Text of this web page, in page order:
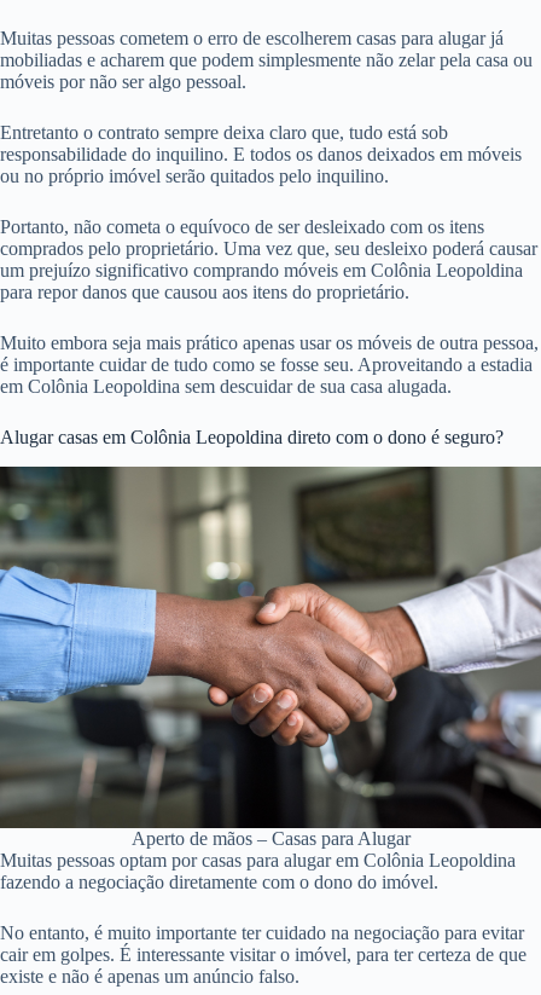
Muitas pessoas cometem o erro de escolherem casas para alugar já
mobiliadas e acharem que podem simplesmente não zelar pela casa ou
móveis por não ser algo pessoal.
Entretanto o contrato sempre deixa claro que, tudo está sob
responsabilidade do inquilino. E todos os danos deixados em móveis
ou no próprio imóvel serão quitados pelo inquilino.
Portanto, não cometa o equívoco de ser desleixado com os itens
comprados pelo proprietário. Uma vez que, seu desleixo poderá causar
um prejuízo significativo comprando móveis em Colônia Leopoldina
para repor danos que causou aos itens do proprietário.
Muito embora seja mais prático apenas usar os móveis de outra pessoa,
é importante cuidar de tudo como se fosse seu. Aproveitando a estadia
em Colônia Leopoldina sem descuidar de sua casa alugada.
Alugar casas em Colônia Leopoldina direto com o dono é seguro?
Aperto de mãos – Casas para Alugar
Muitas pessoas optam por casas para alugar em Colônia Leopoldina
fazendo a negociação diretamente com o dono do imóvel.
No entanto, é muito importante ter cuidado na negociação para evitar
cair em golpes. É interessante visitar o imóvel, para ter certeza de que
existe e não é apenas um anúncio falso.